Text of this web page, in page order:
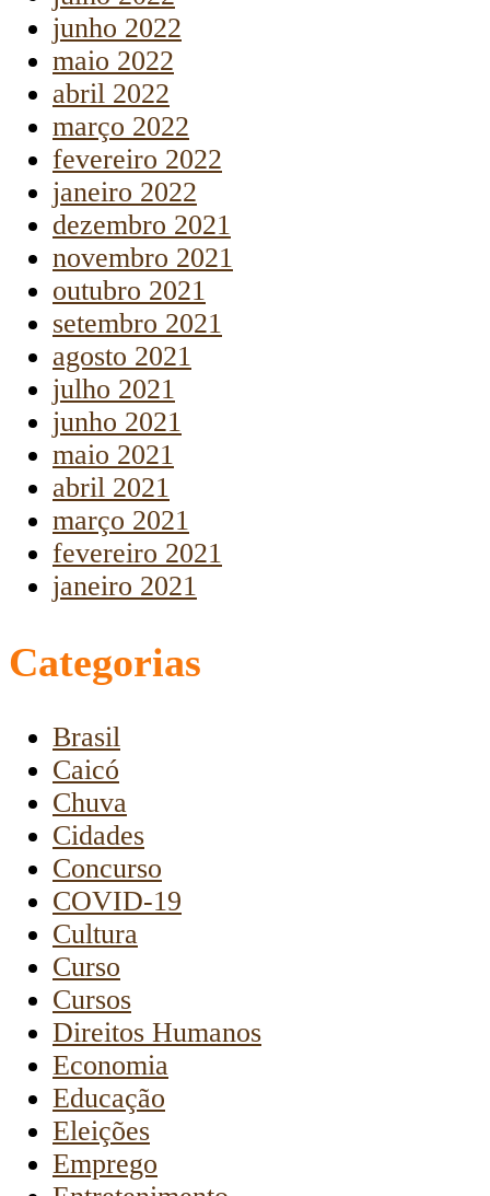
junho 2022
maio 2022
abril 2022
março 2022
fevereiro 2022
janeiro 2022
dezembro 2021
novembro 2021
outubro 2021
setembro 2021
agosto 2021
julho 2021
junho 2021
maio 2021
abril 2021
março 2021
fevereiro 2021
janeiro 2021
Categorias
Brasil
Caicó
Chuva
Cidades
Concurso
COVID-19
Cultura
Curso
Cursos
Direitos Humanos
Economia
Educação
Eleições
Emprego